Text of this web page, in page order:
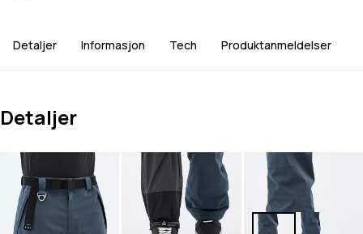
Detaljer Informasjon Tech Produktanmeldelser
Detaljer